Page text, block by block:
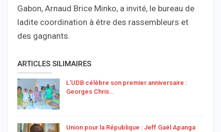
Gabon, Arnaud Brice Minko, a invité, le bureau de
ladite coordination à être des rassembleurs et
des gagnants.
ARTICLES SILIMAIRES
L’UDB célèbre son premier anniversaire :
Georges Chris…
Union pour la République : Jeff Gaël Apanga